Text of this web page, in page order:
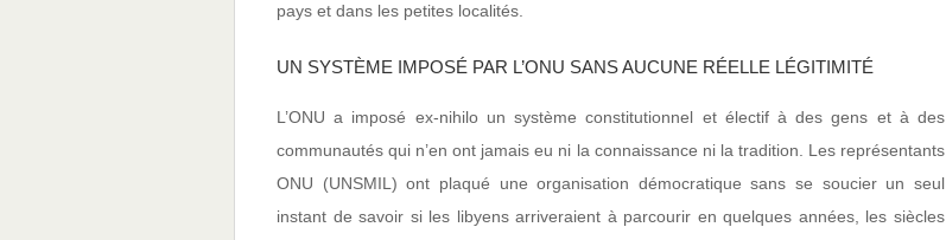
pays et dans les petites localités.
UN SYSTÈME IMPOSÉ PAR L’ONU SANS AUCUNE RÉELLE LÉGITIMITÉ
L’ONU a imposé ex-nihilo un système constitutionnel et électif à des gens et à des
communautés qui n’en ont jamais eu ni la connaissance ni la tradition. Les représentants
ONU (UNSMIL) ont plaqué une organisation démocratique sans se soucier un seul
instant de savoir si les libyens arriveraient à parcourir en quelques années, les siècles